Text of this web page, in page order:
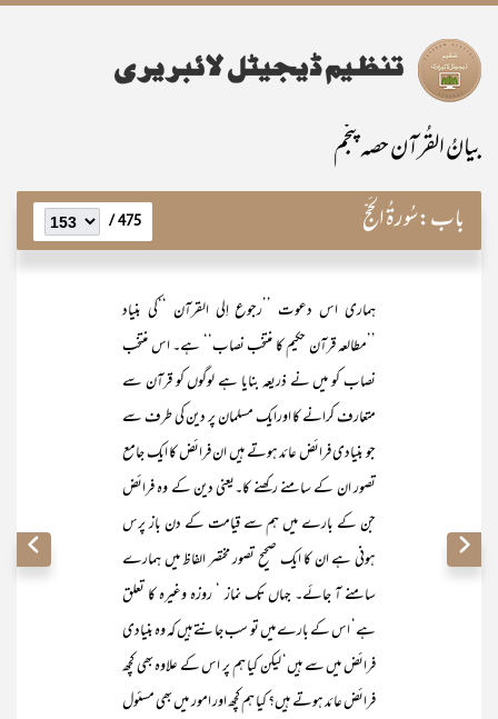
بیانُ القُرآن حصہ پنجم
باب:سُورۃُ الحَجّ 475 /
ہماری اس دعوت ’’رجوع اِلی القرآن ‘‘کی بنیاد
’’مطالعہ قرآن حکیم کا منتخب نصاب‘‘ ہے۔ اس منتخب
نصاب کو میں نے ذریعہ بنایا ہے لوگوں کو قرآن سے
متعارف کرانے کا اورایک مسلمان پر دین کی طرف سے
جو بنیادی فرائض عائد ہوتے ہیں ان فرائض کا ایک جامع
تصور ان کے سامنے رکھنے کا۔یعنی دین کے وہ فرائض
جن کے بارے میں ہم سے قیامت کے دن باز پرس
ہونی ہے ان کا ایک صحیح تصور مختصر الفاظ میں ہمارے
سامنے آ جائے۔ جہاں تک نماز ‘ روزہ وغیرہ کا تعلق
ہے‘ اس کے بارے میں تو سب جانتے ہیں کہ وہ بنیادی
فرائض میں سے ہیں‘ لیکن کیا ہم پر اس کے علاوہ بھی کچھ
فرائض عائد ہوتے ہیں؟ کیا ہم کچھ اور امور میں بھی مسئول